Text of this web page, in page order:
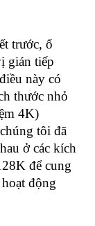
trước, ổ
gián tiếp
này có
thước nhỏ
4K)
tôi đã
ở các kích
để cung
động